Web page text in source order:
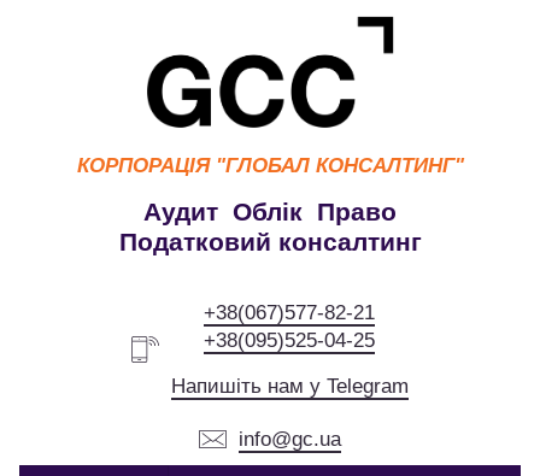
КОРПОРАЦІЯ "ГЛОБАЛ КОНСАЛТИНГ"
Аудит Облік Право
Податковий консалтинг
+38(067)577-82-21
+38(095)525-04-25
Напишіть нам у Telegram
info@gc.ua